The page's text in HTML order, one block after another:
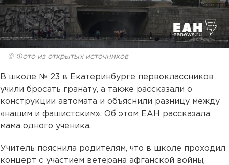
© Фото из открытых источников
В школе № 23 в Екатеринбурге первоклассников
учили бросать гранату, а также рассказали о
конструкции автомата и объяснили разницу между
«нашим и фашистским». Об этом ЕАН рассказала
мама одного ученика.
Учитель пояснила родителям, что в школе проходил
концерт с участием ветерана афганской войны,